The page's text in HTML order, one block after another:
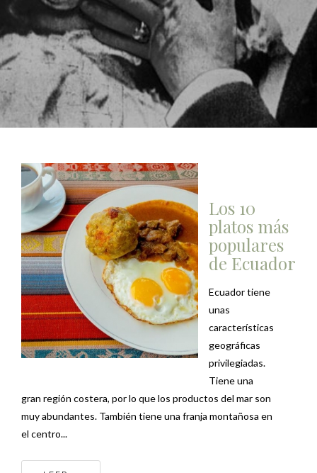
Los 10
platos más
populares
de Ecuador
Ecuador tiene
unas
características
geográficas
privilegiadas.
Tiene una
gran región costera, por lo que los productos del mar son
muy abundantes. También tiene una franja montañosa en
el centro...